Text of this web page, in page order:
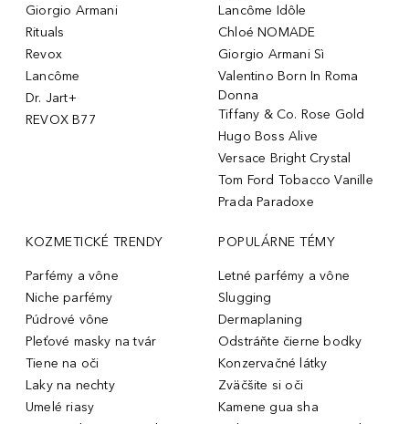
Giorgio Armani
Rituals
Revox
Lancôme
Dr. Jart+
REVOX B77
Lancôme Idôle
Chloé NOMADE
Giorgio Armani Sì
Valentino Born In Roma
Donna
Tiffany & Co. Rose Gold
Hugo Boss Alive
Versace Bright Crystal
Tom Ford Tobacco Vanille
Prada Paradoxe
KOZMETICKÉ TRENDY
Parfémy a vône
Niche parfémy
Púdrové vône
Pleťové masky na tvár
Tiene na oči
Laky na nechty
Umelé riasy
POPULÁRNE TÉMY
Letné parfémy a vône
Slugging
Dermaplaning
Odstráňte čierne bodky
Konzervačné látky
Zväčšite si oči
Kamene gua sha